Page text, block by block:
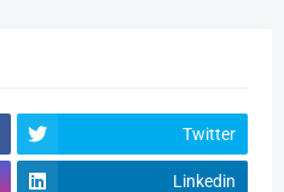
Twitter
Linkedin